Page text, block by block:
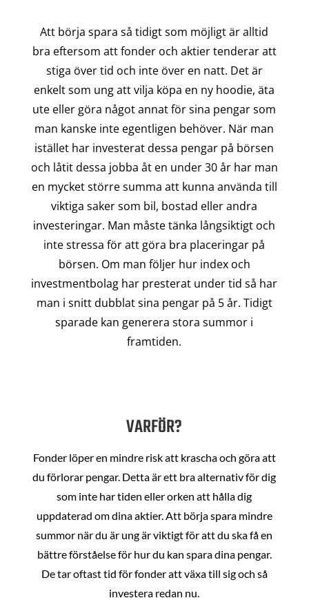
Att börja spara så tidigt som möjligt är alltid
bra eftersom att fonder och aktier tenderar att
stiga över tid och inte över en natt. Det är
enkelt som ung att vilja köpa en ny hoodie, äta
ute eller göra något annat för sina pengar som
man kanske inte egentligen behöver. När man
istället har investerat dessa pengar på börsen
och låtit dessa jobba åt en under 30 år har man
en mycket större summa att kunna använda till
viktiga saker som bil, bostad eller andra
investeringar. Man måste tänka långsiktigt och
inte stressa för att göra bra placeringar på
börsen. Om man följer hur index och
investmentbolag har presterat under tid så har
man i snitt dubblat sina pengar på 5 år. Tidigt
sparade kan generera stora summor i
framtiden.
VARFÖR?
Fonder löper en mindre risk att krascha och göra att
du förlorar pengar. Detta är ett bra alternativ för dig
som inte har tiden eller orken att hålla dig
uppdaterad om dina aktier. Att börja spara mindre
summor när du är ung är viktigt för att du ska få en
bättre förståelse för hur du kan spara dina pengar.
De tar oftast tid för fonder att växa till sig och så
investera redan nu.